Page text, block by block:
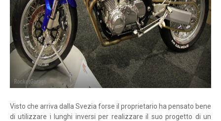
Visto che arriva dalla Svezia forse il proprietario ha pensato bene
di utilizzare i lunghi inversi per realizzare il suo progetto di un